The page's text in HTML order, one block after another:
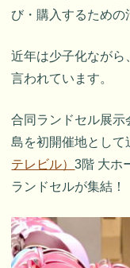
び・購入するための
近年は少子化ながら
言われています。
合同ランドセル展
島を初開催地として
テレビル）3階 大ホ
ランドセルが集結！